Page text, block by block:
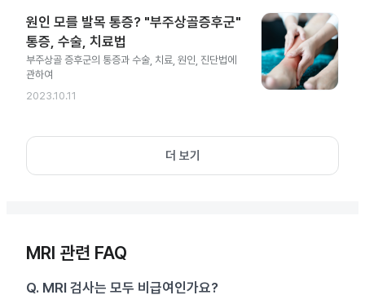
원인 모를 발목 통증? "부주상골증후군"
통증, 수술, 치료법
부주상골 증후군의 통증과 수술, 치료, 원인, 진단법에
관하여
2023.10.11
더 보기
MRI 관련 FAQ
Q. MRI 검사는 모두 비급여인가요?